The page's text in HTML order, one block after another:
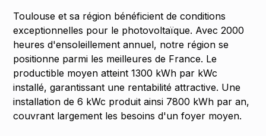
Toulouse et sa région bénéficient de conditions
exceptionnelles pour le photovoltaïque. Avec 2000
heures d'ensoleillement annuel, notre région se
positionne parmi les meilleures de France. Le
productible moyen atteint 1300 kWh par kWc
installé, garantissant une rentabilité attractive. Une
installation de 6 kWc produit ainsi 7800 kWh par an,
couvrant largement les besoins d'un foyer moyen.